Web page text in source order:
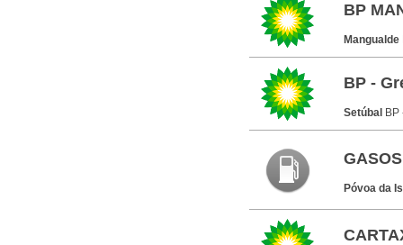
BP
Mangualde
BP -
Setúbal
Póvoa da